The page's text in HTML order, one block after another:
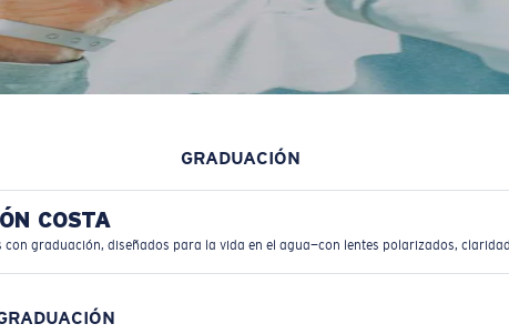
GRADUACIÓN
COSTA
con graduación, diseñados para la vida en el agua—con lentes polarizados,